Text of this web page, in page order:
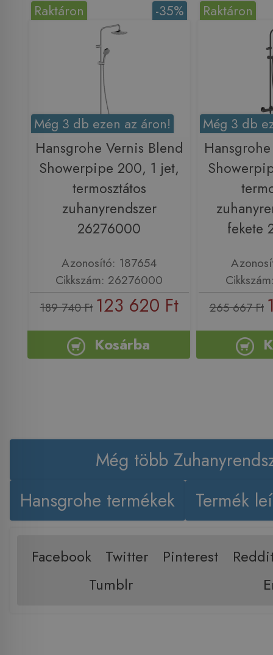
-35%
Raktáron
Még 3 db ezen az áron!
Hansgrohe Vernis Blend
Showerpipe 200, 1 jet,
termosztátos
zuhanyrendszer
26276000
Azonosító: 187654
Cikkszám: 26276000
189 740 Ft 123 620 Ft
Kosárba
Raktáron
Még 3 db
fekete
265 667 Ft
Még több
Hansgrohe termékek
Termék
Facebook Twitter Pinterest
Tumblr